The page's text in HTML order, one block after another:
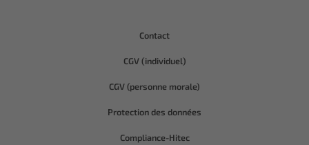
Contact
CGV (individuel)
CGV (personne morale)
Protection des données
Compliance-Hitec